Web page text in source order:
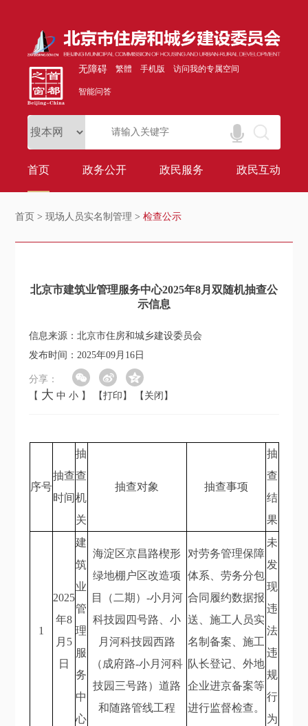
无障碍 繁體 手机版 访问我的专属空间
智能问答
首页 政务公开 政民服务 政民互动
首页 >现场人员实名制管理 >检查公示
北京市建筑业管理服务中心2025年8月双随机抽查公
示信息
信息来源：北京市住房和城乡建设委员会
发布时间：2025年09月16日
分享：
【 大 中 小 】 【打印】 【关闭】
序号
抽查
时间
抽
查
机
关
抽查对象 抽查事项
抽
查
结
果
1
2025
年8
月5
日
建
筑
业
管
理
服
务
中
心
海淀区京昌路楔形
绿地棚户区改造项
目（二期）-小月河
科技园四号路、小
月河科技园西路
（成府路-小月河科
技园三号路）道路
和随路管线工程
对劳务管理保障
体系、劳务分包
合同履约数据报
送、施工人员实
名制备案、施工
队长登记、外地
企业进京备案等
进行监督检查。
未
发
现
违
法
违
规
行
为